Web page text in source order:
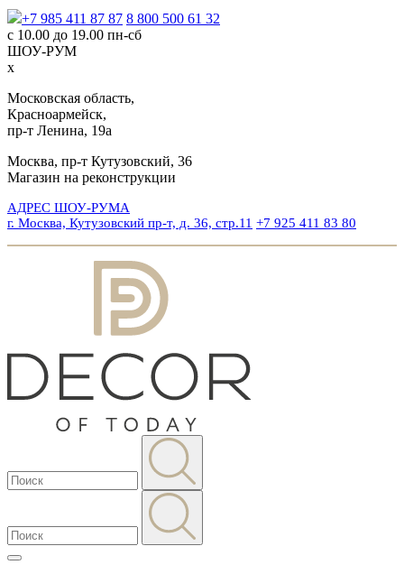
+7 985 411 87 87 8 800 500 61 32
с 10.00 до 19.00 пн-сб
ШОУ-РУМ
x
Московская область,
Красноармейск,
пр-т Ленина, 19а
Москва, пр-т Кутузовский, 36
Магазин на реконструкции
АДРЕС ШОУ-РУМА
г. Москва, Кутузовский пр-т, д. 36, стр.11 +7 925 411 83 80